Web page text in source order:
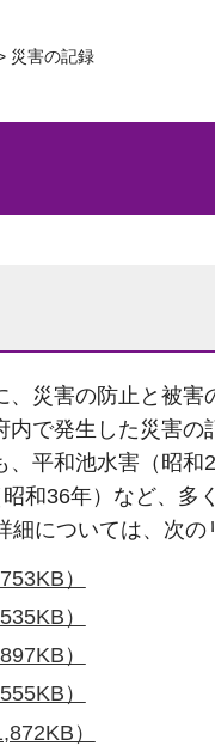
災害の記録
災害の防止と被
で発生した災害の
平和池水害（昭
和36年）など、多
については、次の
）
）
）
）
）